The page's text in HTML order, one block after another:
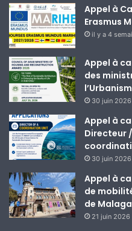
Appel à
Erasmus
il y a 4
Appel à
des
30 juin 2026
Appel à
Directeur
30 juin 2026
Appel à
de
de
21 juin 2026